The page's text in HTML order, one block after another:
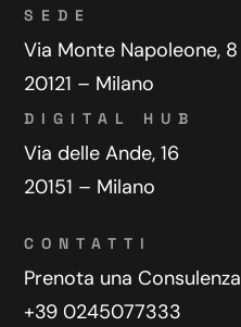
SEDE
Via Monte Napoleone, 8
20121 – Milano
DIGITAL HUB
Via delle Ande, 16
20151 – Milano
CONTATTI
Prenota una Consulenza
+39 0245077333